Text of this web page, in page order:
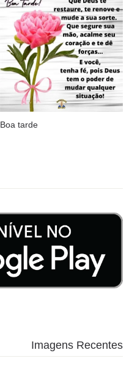
Boa tarde
Imagens Recentes